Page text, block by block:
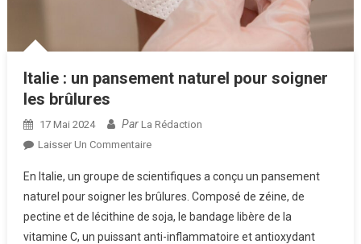
Italie : un pansement naturel pour soigner
les brûlures
17 Mai 2024 Par La Rédaction
Laisser Un CommentaireSur
Un
Pansement
Naturel
Pour
En Italie, un groupe de scientifiques a conçu un pansement
naturel pour soigner les brûlures. Composé de zéine, de
pectine et de lécithine de soja, le bandage libère de la
vitamine C, un puissant anti-inflammatoire et antioxydant